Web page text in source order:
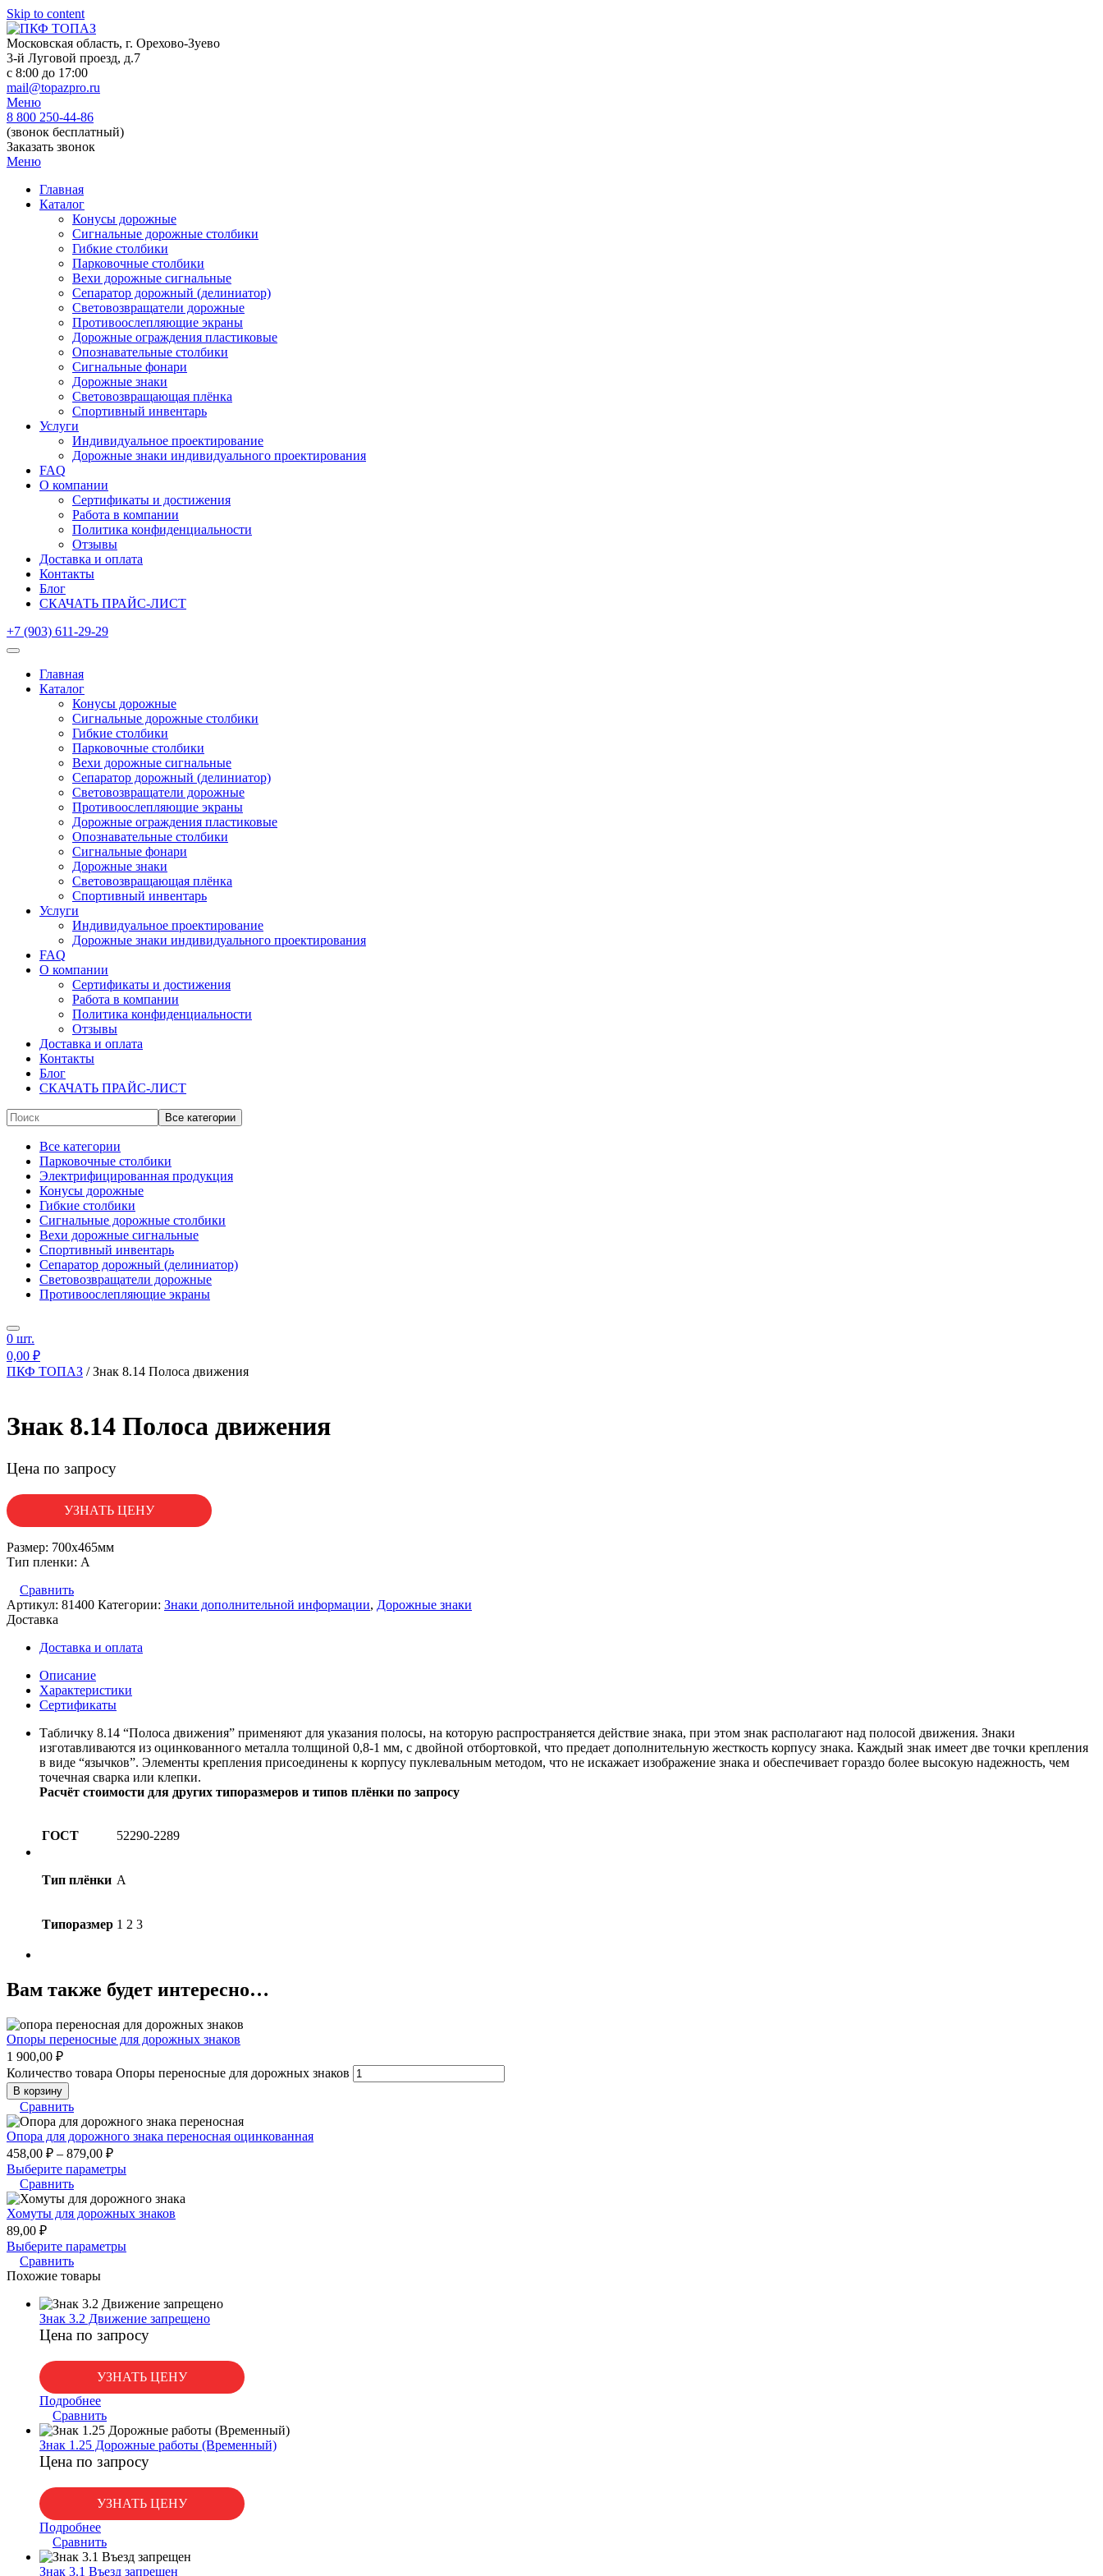
Skip to content
Московская область, г. Орехово-Зуево
3-й Луговой проезд, д.7
c 8:00 до 17:00
mail@topazpro.ru
Меню
8 800 250-44-86
(звонок бесплатный)
Заказать звонок
Меню
Главная
Каталог
Конусы дорожные
Сигнальные дорожные столбики
Гибкие столбики
Парковочные столбики
Вехи дорожные сигнальные
Сепаратор дорожный (делиниатор)
Световозвращатели дорожные
Противоослепляющие экраны
Дорожные ограждения пластиковые
Опознавательные столбики
Сигнальные фонари
Дорожные знаки
Световозвращающая плёнка
Спортивный инвентарь
Услуги
Индивидуальное проектирование
Дорожные знаки индивидуального проектирования
FAQ
О компании
Сертификаты и достижения
Работа в компании
Политика конфиденциальности
Отзывы
Доставка и оплата
Контакты
Блог
СКАЧАТЬ ПРАЙС-ЛИСТ
+7 (903) 611-29-29
Главная
Каталог
Конусы дорожные
Сигнальные дорожные столбики
Гибкие столбики
Парковочные столбики
Вехи дорожные сигнальные
Сепаратор дорожный (делиниатор)
Световозвращатели дорожные
Противоослепляющие экраны
Дорожные ограждения пластиковые
Опознавательные столбики
Сигнальные фонари
Дорожные знаки
Световозвращающая плёнка
Спортивный инвентарь
Услуги
Индивидуальное проектирование
Дорожные знаки индивидуального проектирования
FAQ
О компании
Сертификаты и достижения
Работа в компании
Политика конфиденциальности
Отзывы
Доставка и оплата
Контакты
Блог
СКАЧАТЬ ПРАЙС-ЛИСТ
Все категории
Все категории
Парковочные столбики
Электрифицированная продукция
Конусы дорожные
Гибкие столбики
Сигнальные дорожные столбики
Вехи дорожные сигнальные
Спортивный инвентарь
Сепаратор дорожный (делиниатор)
Световозвращатели дорожные
Противоослепляющие экраны
Дорожные знаки
Универсальный утяжелитель
0 шт.
0,00 ₽
ПКФ ТОПАЗ /Знак 8.14 Полоса движения
Знак 8.14 Полоса движения
Цена по запросу
УЗНАТЬ ЦЕНУ
Размер: 700х465мм
Тип пленки: А
Сравнить
Артикул: 81400 Категории: Знаки дополнительной информации, Дорожные знаки
Доставка
Доставка и оплата
Описание
Характеристики
Сертификаты
Табличку 8.14 “Полоса движения” применяют для указания полосы, на которую распространяется действие знака, при этом знак располагают над полосой движения. Знаки
изготавливаются из оцинкованного металла толщиной 0,8-1 мм, с двойной отбортовкой, что предает дополнительную жесткость корпусу знака. Каждый знак имеет две точки крепления
в виде “язычков”. Элементы крепления присоединены к корпусу пуклевальным методом, что не искажает изображение знака и обеспечивает гораздо более высокую надежность, чем
точечная сварка или клепки.
Расчёт стоимости для других типоразмеров и типов плёнки по запросу
ГОСТ 52290-2289
Тип плёнки А
Типоразмер 1 2 3
Вам также будет интересно…
Опоры переносные для дорожных знаков
1 900,00 ₽
Количество товара Опоры переносные для дорожных знаков
В корзину
Сравнить
Опора для дорожного знака переносная оцинкованная
458,00 ₽ – 879,00 ₽
Выберите параметры
Сравнить
Хомуты для дорожных знаков
89,00 ₽
Выберите параметры
Сравнить
Похожие товары
Знак 3.2 Движение запрещено
Цена по запросу
УЗНАТЬ ЦЕНУ
Подробнее
Сравнить
Знак 1.25 Дорожные работы (Временный)
Цена по запросу
УЗНАТЬ ЦЕНУ
Подробнее
Сравнить
Знак 3.1 Въезд запрещен